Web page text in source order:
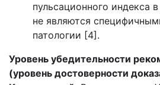
пульсационного индекса
не являются
патологии [4].
Уровень убедительности
(уровень достоверности